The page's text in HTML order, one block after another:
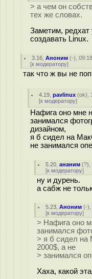
> а чем он
тех же словах.
Заметим, редхат
создавать Linux.
3.16 ,Аноним (-),
[к модератору]
так что ж вы не
4.19 ,pavlinux (ok),
[к модератору]
Нафига оно мне
занимался
дизайном,
я б сидел на
не занимался
5.20 ,ананим (?),
[к модератору]
ну и дурень.
а сабж не
5.23 ,Аноним (-),
[к модератору]
> Нафига оно
занимался
> я б сидел на
2000$, а не
> занимался
Хаха, какой